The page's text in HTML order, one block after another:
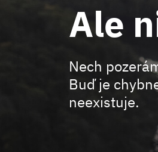
Ale
Nech
Buď je
neexistuje.